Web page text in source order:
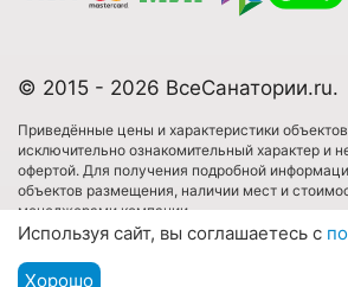
© 2015 - 2026 ВсеСанатории.ru.
Приведённые цены и характеристики
исключительно ознакомительный характер и
офертой. Для получения подробной
объектов размещения, наличии мест и
менеджерами компании.
Имеются противопоказания. Необходима
Все права защищены. Использовать любые
Используя сайт, вы соглашаетесь с
Хорошо